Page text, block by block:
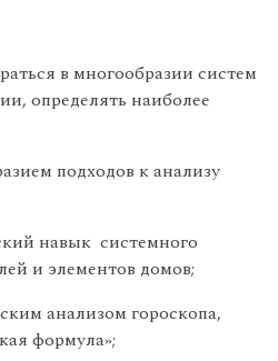
в многообразии систем
определять наиболее
подходов к анализу
навык системного
и элементов домов;
анализом гороскопа,
формула»;